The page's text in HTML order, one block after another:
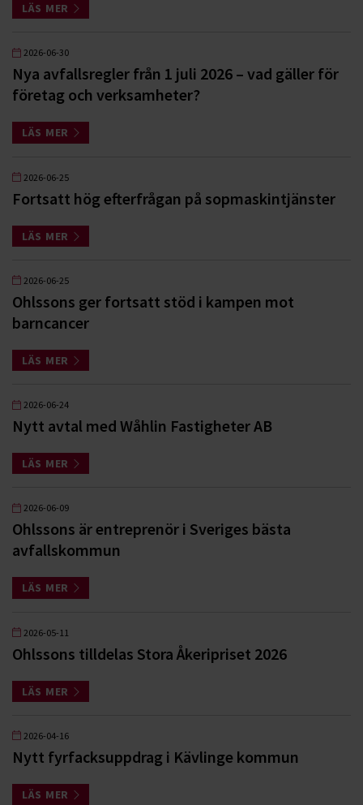
LÄS MER
2026-06-30
Nya avfallsregler från 1 juli 2026 – vad gäller för
företag och verksamheter?
LÄS MER
2026-06-25
Fortsatt hög efterfrågan på sopmaskintjänster
LÄS MER
2026-06-25
Ohlssons ger fortsatt stöd i kampen mot
barncancer
LÄS MER
2026-06-24
Nytt avtal med Wåhlin Fastigheter AB
LÄS MER
2026-06-09
Ohlssons är entreprenör i Sveriges bästa
avfallskommun
LÄS MER
2026-05-11
Ohlssons tilldelas Stora Åkeripriset 2026
LÄS MER
2026-04-16
Nytt fyrfacksuppdrag i Kävlinge kommun
LÄS MER